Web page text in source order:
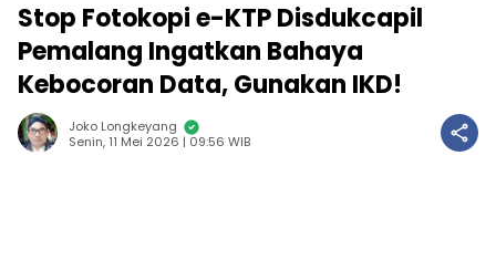
Stop Fotokopi e-KTP Disdukcapil
Pemalang Ingatkan Bahaya
Kebocoran Data, Gunakan IKD!
Joko Longkeyang
Senin, 11 Mei 2026 | 09:56 WIB